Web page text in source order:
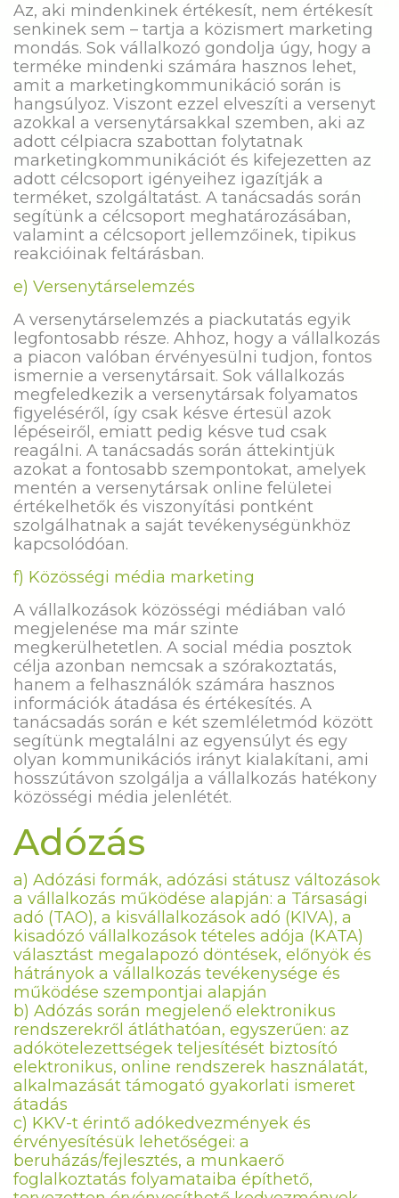
Az, aki mindenkinek értékesít, nem értékesít
senkinek sem – tartja a közismert marketing
mondás. Sok vállalkozó gondolja úgy, hogy a
terméke mindenki számára hasznos lehet,
amit a marketingkommunikáció során is
hangsúlyoz. Viszont ezzel elveszíti a versenyt
azokkal a versenytársakkal szemben, aki az
adott célpiacra szabottan folytatnak
marketingkommunikációt és kifejezetten az
adott célcsoport igényeihez igazítják a
terméket, szolgáltatást. A tanácsadás során
segítünk a célcsoport meghatározásában,
valamint a célcsoport jellemzőinek, tipikus
reakcióinak feltárásban.
e) Versenytárselemzés
A versenytárselemzés a piackutatás egyik
legfontosabb része. Ahhoz, hogy a vállalkozás
a piacon valóban érvényesülni tudjon, fontos
ismernie a versenytársait. Sok vállalkozás
megfeledkezik a versenytársak folyamatos
figyeléséről, így csak késve értesül azok
lépéseiről, emiatt pedig késve tud csak
reagálni. A tanácsadás során áttekintjük
azokat a fontosabb szempontokat, amelyek
mentén a versenytársak online felületei
értékelhetők és viszonyítási pontként
szolgálhatnak a saját tevékenységünkhöz
kapcsolódóan.
f) Közösségi média marketing
A vállalkozások közösségi médiában való
megjelenése ma már szinte
megkerülhetetlen. A social média posztok
célja azonban nemcsak a szórakoztatás,
hanem a felhasználók számára hasznos
információk átadása és értékesítés. A
tanácsadás során e két szemléletmód között
segítünk megtalálni az egyensúlyt és egy
olyan kommunikációs irányt kialakítani, ami
hosszútávon szolgálja a vállalkozás hatékony
közösségi média jelenlétét.
Adózás
a) Adózási formák, adózási státusz változások
a vállalkozás működése alapján: a Társasági
adó (TAO), a kisvállalkozások adó (KIVA), a
kisadózó vállalkozások tételes adója (KATA)
választást megalapozó döntések, előnyök és
hátrányok a vállalkozás tevékenysége és
működése szempontjai alapján
b) Adózás során megjelenő elektronikus
rendszerekről átláthatóan, egyszerűen: az
adókötelezettségek teljesítését biztosító
elektronikus, online rendszerek használatát,
alkalmazását támogató gyakorlati ismeret
átadás
c) KKV-t érintő adókedvezmények és
érvényesítésük lehetőségei: a
beruházás/fejlesztés, a munkaerő
foglalkoztatás folyamataiba építhető,